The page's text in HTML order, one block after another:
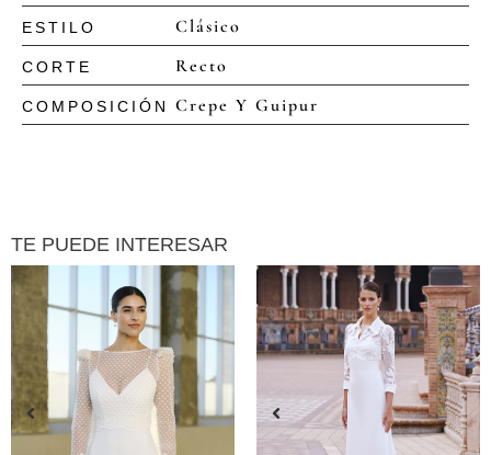
ESTILO Clásico
CORTE Recto
COMPOSICIÓN Crepe Y Guipur
TE PUEDE INTERESAR